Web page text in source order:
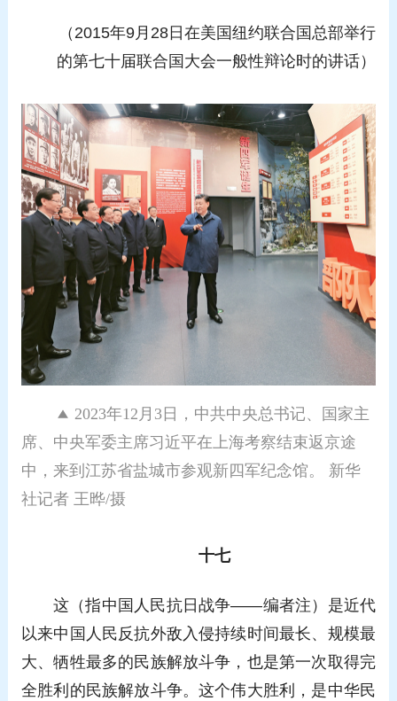
（2015年9月28日在美国纽约联合国总部举行
的第七十届联合国大会一般性辩论时的讲话）
2023年12月3日，中共中央总书记、国家主
席、中央军委主席习近平在上海考察结束返京途
中，来到江苏省盐城市参观新四军纪念馆。 新华
社记者 王晔/摄
十七
这（指中国人民抗日战争——编者注）是近代
以来中国人民反抗外敌入侵持续时间最长、规模最
大、牺牲最多的民族解放斗争，也是第一次取得完
全胜利的民族解放斗争。这个伟大胜利，是中华民